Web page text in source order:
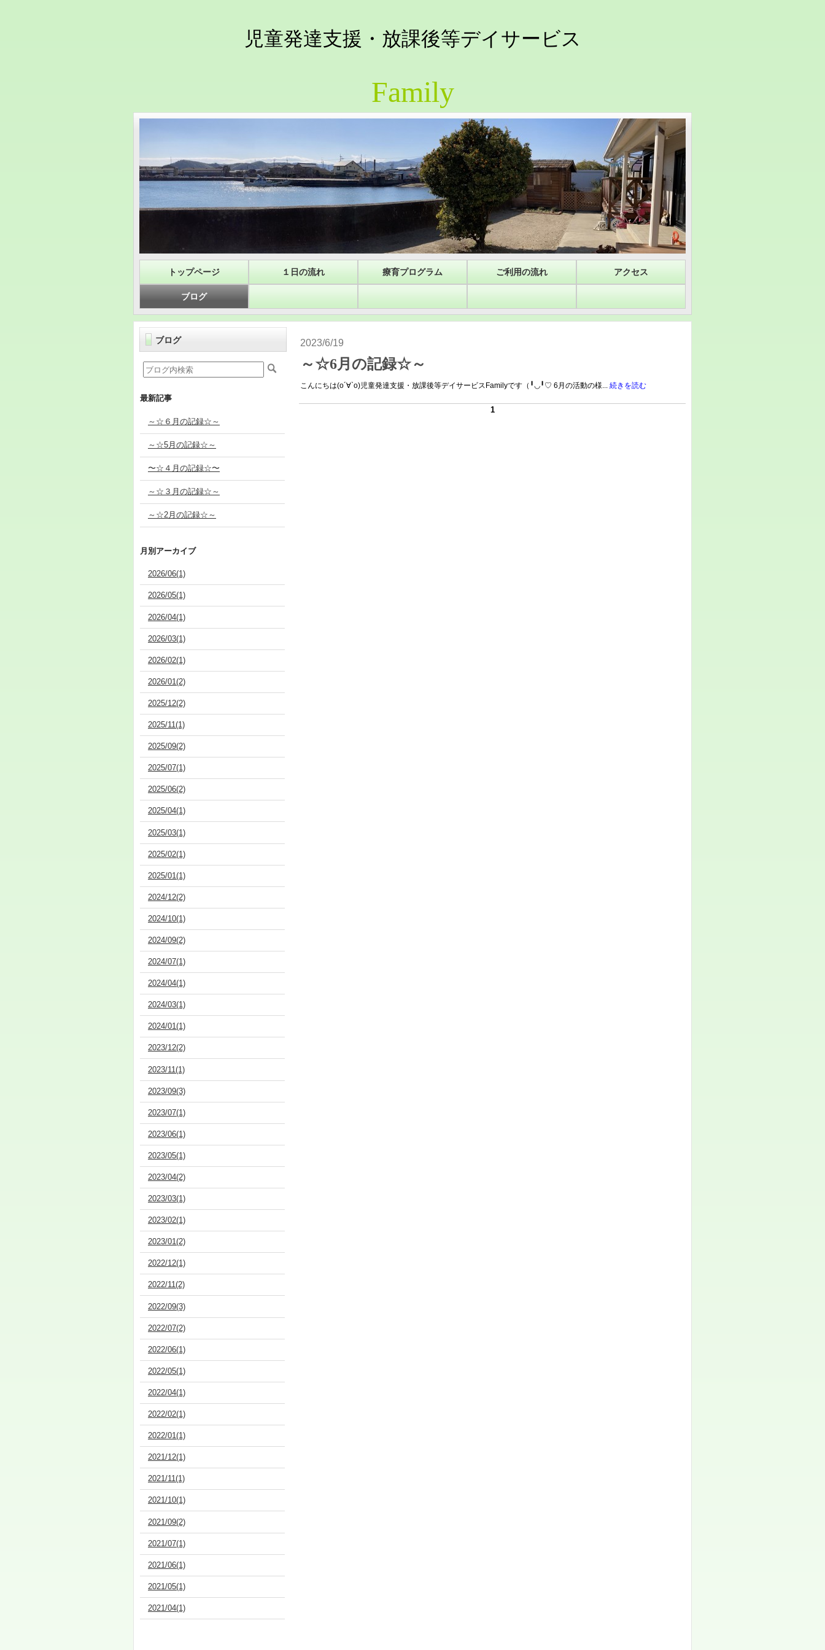
児童発達支援・放課後等デイサービス
Family
トップページ １日の流れ 療育プログラム ご利用の流れ アクセス
ブログ
2023/6/19
～☆6月の記録☆～
こんにちは(о´∀`о)児童発達支援・放課後等デイサービスFamilyです（╹◡╹♡ 6月の活動の様... 続きを読む
1
ブログ
最新記事
～☆６月の記録☆～
～☆5月の記録☆～
〜☆４月の記録☆〜
～☆３月の記録☆～
～☆2月の記録☆～
月別アーカイブ
2026/06(1)
2026/05(1)
2026/04(1)
2026/03(1)
2026/02(1)
2026/01(2)
2025/12(2)
2025/11(1)
2025/09(2)
2025/07(1)
2025/06(2)
2025/04(1)
2025/03(1)
2025/02(1)
2025/01(1)
2024/12(2)
2024/10(1)
2024/09(2)
2024/07(1)
2024/04(1)
2024/03(1)
2024/01(1)
2023/12(2)
2023/11(1)
2023/09(3)
2023/07(1)
2023/06(1)
2023/05(1)
2023/04(2)
2023/03(1)
2023/02(1)
2023/01(2)
2022/12(1)
2022/11(2)
2022/09(3)
2022/07(2)
2022/06(1)
2022/05(1)
2022/04(1)
2022/02(1)
2022/01(1)
2021/12(1)
2021/11(1)
2021/10(1)
2021/09(2)
2021/07(1)
2021/06(1)
2021/05(1)
2021/04(1)